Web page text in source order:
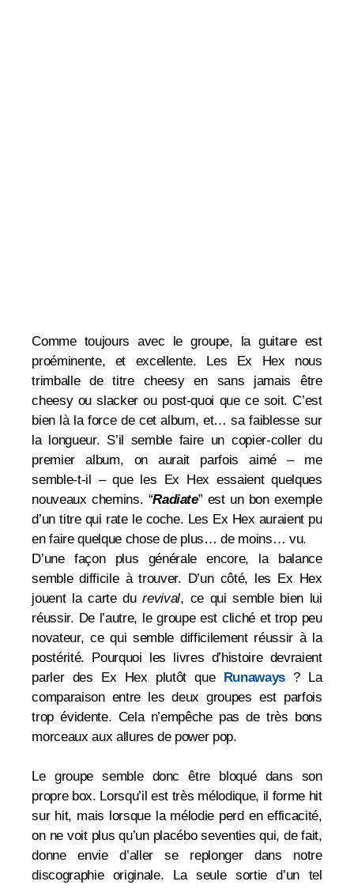
Comme toujours avec le groupe, la guitare est
proéminente, et excellente. Les Ex Hex nous
trimballe de titre cheesy en sans jamais être
cheesy ou slacker ou post-quoi que ce soit. C’est
bien là la force de cet album, et… sa faiblesse sur
la longueur. S’il semble faire un copier-coller du
premier album, on aurait parfois aimé – me
semble-t-il – que les Ex Hex essaient quelques
nouveaux chemins. “Radiate” est un bon exemple
d’un titre qui rate le coche. Les Ex Hex auraient pu
en faire quelque chose de plus… de moins… vu.
D’une façon plus générale encore, la balance
semble difficile à trouver. D’un côté, les Ex Hex
jouent la carte durevival, ce qui semble bien lui
réussir. De l’autre, le groupe est cliché et trop peu
novateur, ce qui semble difficilement réussir à la
postérité. Pourquoi les livres d’histoire devraient
parler des Ex Hex plutôt que
Runaways ? La
comparaison entre les deux groupes est parfois
trop évidente. Cela n’empêche pas de très bons
morceaux aux allures de power pop.
Le groupe semble donc être bloqué dans son
propre box. Lorsqu’il est très mélodique, il forme hit
sur hit, mais lorsque la mélodie perd en efficacité,
on ne voit plus qu’un placébo seventies qui, de fait,
donne envie d’aller se replonger dans notre
discographie originale. La seule sortie d’un tel